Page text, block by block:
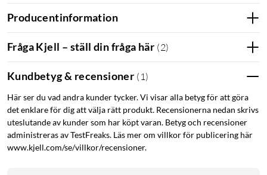
Skuggor orsakade av små veck och rynkor ger en mörkare ton
av grönt vilket kan göra efterarbetet svårare. Placera därför
greenscreen en bit bakom objektet så att rynkor och veck blir
oskarpa. Om det finns möjlighet att välja en större
bländaröppning i kameran så ger det ett kortare skärpedjup
vilket hjälper till att göra greenscreen ytterligare oskarp.
3. Rätt färg på kläderna
Objektet eller personen som ska filmas bör inte ha samma
Producentinformation
Fråga Kjell – ställ din fråga här (2)
Kundbetyg & recensioner ( 1)
Här ser du vad andra kunder tycker. Vi visar alla betyg för att göra
det enklare för dig att välja rätt produkt. Recensionerna nedan skrivs
uteslutande av kunder som har köpt varan. Betyg och recensioner
administreras av TestFreaks. Läs mer om villkor för publicering här
www.kjell.com/se/villkor/recensioner.